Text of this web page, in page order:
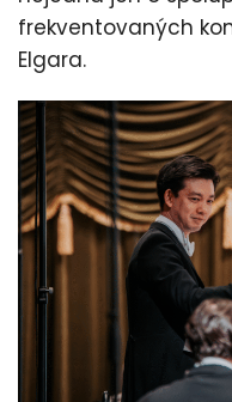
frekventovaných
Elgara.